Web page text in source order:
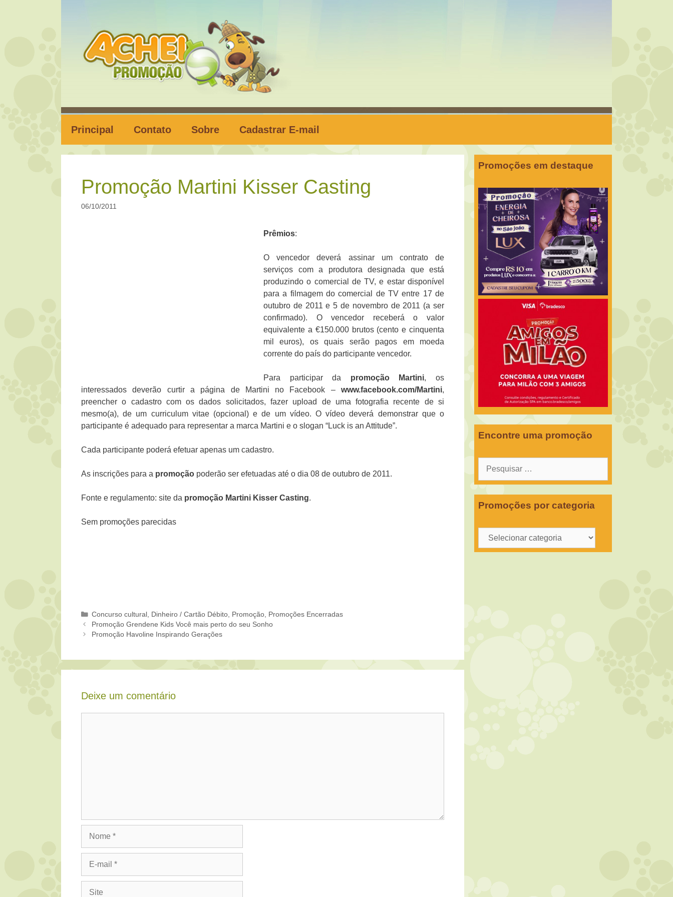
Principal Contato Sobre Cadastrar E-mail
Promoção Martini Kisser Casting
06/10/2011
Prêmios:
O vencedor deverá assinar um contrato de
serviços com a produtora designada que está
produzindo o comercial de TV, e estar disponível
para a filmagem do comercial de TV entre 17 de
outubro de 2011 e 5 de novembro de 2011 (a ser
confirmado). O vencedor receberá o valor
equivalente a €150.000 brutos (cento e cinquenta
mil euros), os quais serão pagos em moeda
corrente do país do participante vencedor.
Para participar da promoção Martini, os
interessados deverão curtir a página de Martini no Facebook – www.facebook.com/Martini,
preencher o cadastro com os dados solicitados, fazer upload de uma fotografia recente de si
mesmo(a), de um curriculum vitae (opcional) e de um vídeo. O vídeo deverá demonstrar que o
participante é adequado para representar a marca Martini e o slogan “Luck is an Attitude”.
Cada participante poderá efetuar apenas um cadastro.
As inscrições para a promoção poderão ser efetuadas até o dia 08 de outubro de 2011.
Fonte e regulamento: site da promoção Martini Kisser Casting.
Sem promoções parecidas
Categorias
Concurso cultural Dinheiro / Cartão Débito Promoção Promoções Encerradas
Promoção Grendene Kids Você mais perto do seu Sonho
Promoção Havoline Inspirando Gerações
Deixe um comentário
Promoções em destaque
Encontre uma promoção
Pesquisar
Promoções por categoria
Promoções
por